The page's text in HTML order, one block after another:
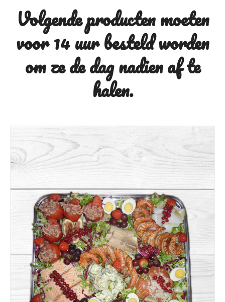
Volgende producten moeten
voor 14 uur besteld worden
om ze de dag nadien af te
halen.